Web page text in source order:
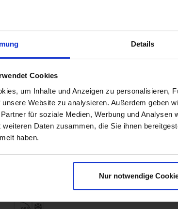
Details
Cookies
um Inhalte und Anzeigen zu personalisieren,
unsere Website zu analysieren. Außerdem geben
für soziale Medien, Werbung und Analysen
Daten zusammen, die Sie ihnen
haben.
Nur notwendige
Bestellzeit 10-15 Werktage, Versandzeit 7-9 Werktage